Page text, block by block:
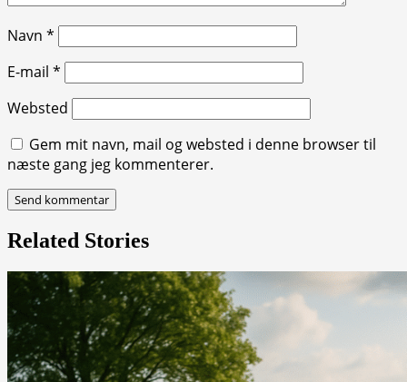
Navn *
E-mail *
Websted
Gem mit navn, mail og websted i denne browser til
næste gang jeg kommenterer.
Related Stories